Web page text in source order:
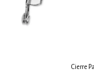
Cierre